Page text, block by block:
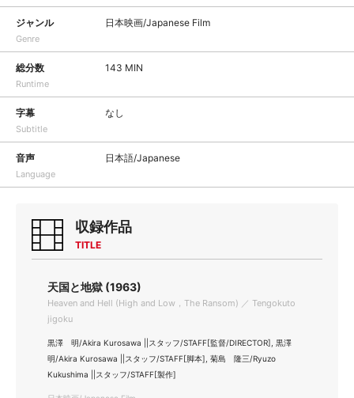
ジャンル
Genre
日本映画/Japanese Film
総分数
Runtime
143 MIN
字幕
Subtitle
なし
音声
Language
日本語/Japanese
収録作品
TITLE
天国と地獄 (1963)
Heaven and Hell (High and Low，The Ransom) ／ Tengokuto
jigoku
黒澤 明/Akira Kurosawa ||スタッフ/STAFF[監督/DIRECTOR], 黒澤
明/Akira Kurosawa ||スタッフ/STAFF[脚本], 菊島 隆三/Ryuzo
Kukushima ||スタッフ/STAFF[製作]